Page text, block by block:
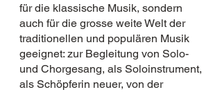
für die klassische Musik, sondern
auch für die grosse weite Welt der
traditionellen und populären Musik
geeignet: zur Begleitung von Solo-
und Chorgesang, als Soloinstrument,
als Schöpferin neuer, von der